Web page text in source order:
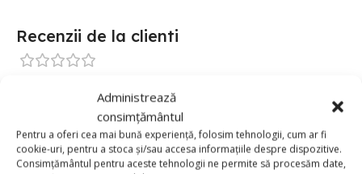
Administrează
consimțământul
Pentru a oferi cea mai bună experiență, folosim tehnologii, cum ar fi
cookie-uri, pentru a stoca și/sau accesa informațiile despre dispozitive.
Consimțământul pentru aceste tehnologii ne permite să procesăm date,
Recenzii de la clienti
0
0
0